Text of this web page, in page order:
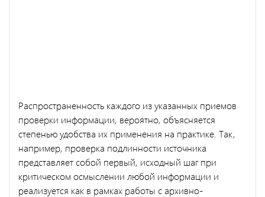
Распространенность каждого из указанных приемов
проверки информации, вероятно, объясняется
степенью удобства их применения на практике. Так,
например, проверка подлинности источника
представляет собой первый, исходный шаг при
критическом осмыслении любой информации и
реализуется как в рамках работы с архивно-